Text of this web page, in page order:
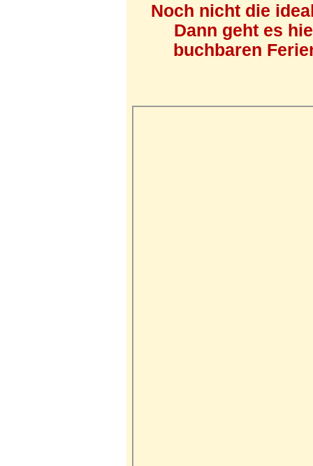
Noch nicht die
Dann geht es
buchbaren